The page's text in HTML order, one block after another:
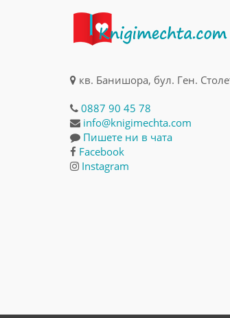
кв. Банишора, бул. Ген.
0887 90 45 78
info@knigimechta.com
Пишете ни в чата
Facebook
Instagram